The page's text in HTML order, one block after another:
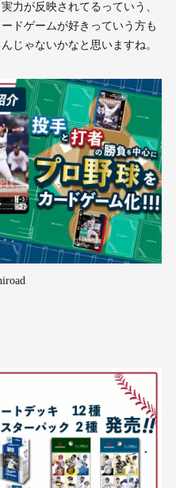
力が反映されてるっていう、
ドゲームが好きっていう方も
じゃないかなと思いますね。